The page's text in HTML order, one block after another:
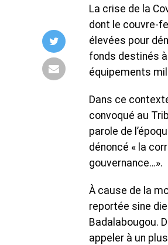
La crise de la
dont le couvre-
élevées pour
fonds destinés
équipements
Dans ce
convoqué au
parole de
dénoncé « la
gouvernance…».
À cause de la
reportée sine
Badalabougou.
appeler à un